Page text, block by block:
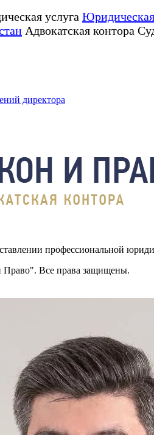
услуга
Адвокатская контора
директора
профессиональной
Право". Все права защищены.